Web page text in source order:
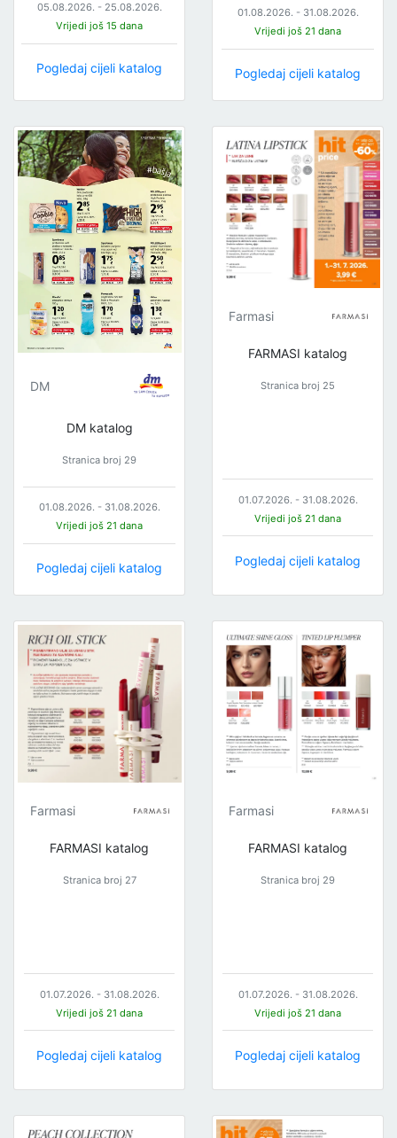
05.08.2026. - 25.08.2026.
Vrijedi još 15 dana
Pogledaj cijeli katalog
01.08.2026. - 31.08.2026.
Vrijedi još 21 dana
Pogledaj cijeli katalog
DM
DM katalog
Stranica broj 29
01.08.2026. - 31.08.2026.
Vrijedi još 21 dana
Pogledaj cijeli katalog
Farmasi
FARMASI katalog
Stranica broj 25
01.07.2026. - 31.08.2026.
Vrijedi još 21 dana
Pogledaj cijeli katalog
Farmasi
FARMASI katalog
Stranica broj 27
01.07.2026. - 31.08.2026.
Vrijedi još 21 dana
Pogledaj cijeli katalog
Farmasi
FARMASI katalog
Stranica broj 29
01.07.2026. - 31.08.2026.
Vrijedi još 21 dana
Pogledaj cijeli katalog